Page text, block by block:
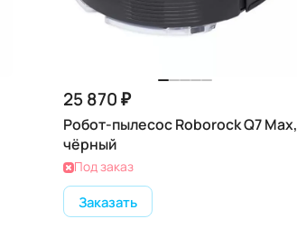
25 870 ₽
Робот-пылесос Roborock Q7 Max,
чёрный
Под заказ
Заказать